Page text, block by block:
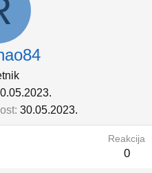
30.05.2023.
Reakcija
0